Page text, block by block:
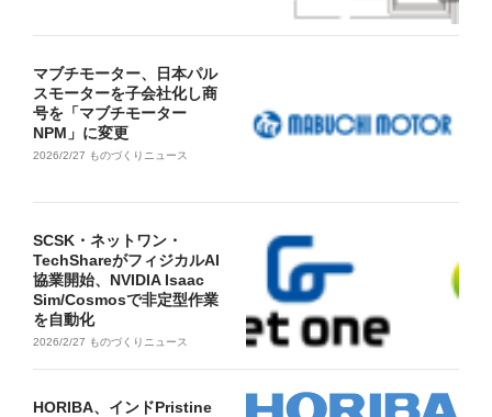
マブチモーター、日本パル
スモーターを子会社化し商
号を「マブチモーター
NPM」に変更
2026/2/27 ものづくりニュース
SCSK・ネットワン・
TechShareがフィジカルAI
協業開始、NVIDIA Isaac
Sim/Cosmosで非定型作業
を自動化
2026/2/27 ものづくりニュース
HORIBA、インドPristine